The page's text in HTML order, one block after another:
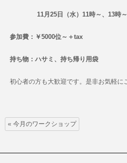
11月25日（水）11時～、13時～
参加費：￥5000位～＋tax
持ち物：ハサミ、持ち帰り用袋
初心者の方も大歓迎です。是非お気軽に
« 今月のワークショップ